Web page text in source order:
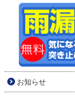
お知らせ